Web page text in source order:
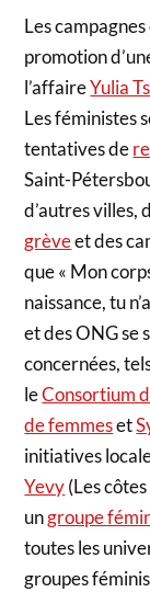
Les
promotion
l’affaireYulia
Les féministes
tentatives de
Saint-
d’autres villes,
grèveet des
que « Mon
naissance, tu
et des ONG se
concernées,
leConsortium
de femmeset
initiatives
Yevy(Les
ungroupe
toutes les
groupes